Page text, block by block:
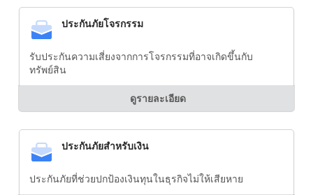
ประกันภัยโจรกรรม
รับประกันความเสี่ยงจากการโจรกรรมที่อาจเกิดขึ้นกับ
ทรัพย์สิน
ดูรายละเอียด
ประกันภัยสำหรับเงิน
ประกันภัยที่ช่วยปกป้องเงินทุนในธุรกิจไม่ให้เสียหาย